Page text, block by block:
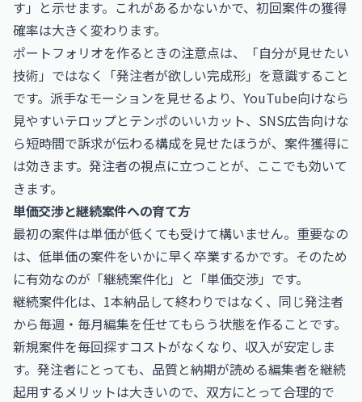
す」と示せます。これがあるかないかで、初回案件の獲得
確率は大きく変わります。
ポートフォリオを作るときの注意点は、「自分が見せたい
技術」ではなく「発注者が欲しい完成形」を意識すること
です。派手なモーションを見せるより、YouTube向けなら
見やすいテロップとテンポのいいカット、SNS広告向けな
ら短時間で訴求が伝わる構成を見せたほうが、案件獲得に
は効きます。発注者の視点に立つことが、ここでも効いて
きます。
単価交渉と継続案件への育て方
最初の案件は単価が低くても受けて構いません。重要なの
は、低単価の案件をいかに早く卒業するかです。そのため
に有効なのが「継続案件化」と「単価交渉」です。
継続案件化は、1本納品して終わりではなく、同じ発注者
から毎週・毎月編集を任せてもらう状態を作ることです。
新規案件を毎回探すコストがなくなり、収入が安定しま
す。発注者にとっても、品質と納期が読める編集者を継続
起用するメリットは大きいので、双方にとって合理的で